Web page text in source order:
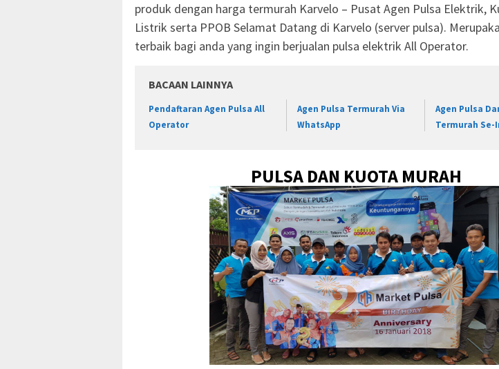
produk dengan harga termurah Karvelo – Pusat Agen Pulsa Elektrik,
Listrik serta PPOB Selamat Datang di Karvelo (server pulsa).
terbaik bagi anda yang ingin berjualan pulsa elektrik All Operator.
BACAAN LAINNYA
Pendaftaran Agen Pulsa All
Operator
Agen Pulsa Termurah Via
WhatsApp
Agen Pulsa
Termurah Se-
PULSA DAN KUOTA MURAH